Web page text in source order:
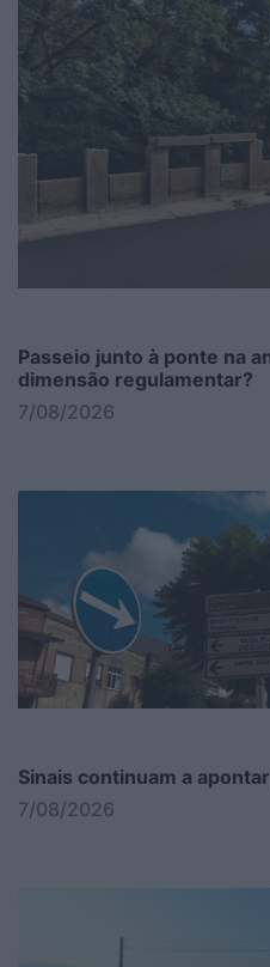
Passeio junto à ponte na
dimensão regulamentar?
7/08/2026
Sinais continuam a
7/08/2026